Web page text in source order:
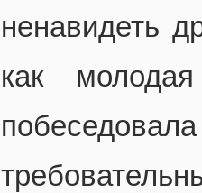
ненавидеть
как